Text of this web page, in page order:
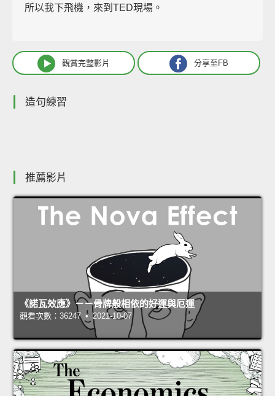
所以我下飛機，來到TED現場。
觀賞完整影片 分享至FB
造句練習
推薦影片
《諾瓦效應》－－骨牌般相依的好運與厄運
觀看次數：36247 • 2021-10-07